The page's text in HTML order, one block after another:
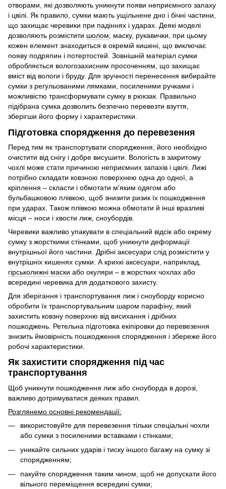
отворами, які дозволяють уникнути появи неприємного запаху
і цвілі. Як правило, сумки мають ущільнене дно і бічні частини,
що захищає черевики при падіннях і ударах. Деякі моделі
дозволяють розмістити шолом, маску, рукавички, при цьому
кожен елемент знаходиться в окремій кишені, що виключає
появу подряпин і потертостей. Зовнішній матеріал сумки
обробляється вологозахисним просоченням, що захищає
вміст від вологи і бруду. Для зручності перенесення вибирайте
сумки з регульованими лямками, посиленими ручками і
можливістю трансформувати сумку в рюкзак. Правильно
підібрана сумка дозволить безпечно перевезти взуття,
зберігши його форму і характеристики.
Підготовка спорядження до перевезення
Перед тим як транспортувати спорядження, його необхідно
очистити від снігу і добре висушити. Вологість в закритому
чохлі може стати причиною неприємних запахів і цвілі. Лижі
потрібно складати ковзною поверхнею одна до одної, а
кріплення – скласти і обмотати м'яким одягом або
бульбашковою плівкою, щоб знизити ризик їх пошкодження
при ударах. Також плівкою можна обмотати й інші вразливі
місця – носи і хвости лиж, сноубордів.
Черевики важливо упакувати в спеціальний відсік або окрему
сумку з жорсткими стінками, щоб уникнути деформації
внутрішньої його частини. Дрібні аксесуари слід розмістити у
внутрішніх кишенях сумки. А крихкі аксесуари, наприклад,
гірськолижні маски або окуляри – в жорстких чохлах або
всередині черевика для додаткового захисту.
Для зберігання і транспортування лиж і сноуборду корисно
обробити їх транспортувальним шаром парафіну, який
захистить ковзну поверхню від висихання і дрібних
пошкоджень. Ретельна підготовка екіпіровки до перевезення
знизить ймовірність пошкодження спорядження і збереже його
робочі характеристики.
Як захистити спорядження під час
транспортування
Щоб уникнути пошкодження лиж або сноуборда в дорозі,
важливо дотримуватися деяких правил.
Розглянемо основні рекомендації:
використовуйте для перевезення тільки спеціальні чохли
або сумки з посиленими вставками і стінками;
уникайте сильних ударів і тиску іншого багажу на сумку зі
спорядженням;
пакуйте спорядження таким чином, щоб не допускати його
вільного переміщення всередині сумки;